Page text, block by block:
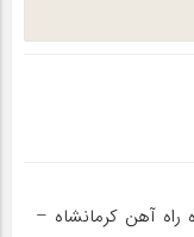
راه آهن کرمانشاه –